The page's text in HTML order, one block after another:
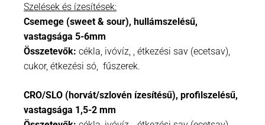
Szelések és ízesítések:
Csemege (sweet & sour), hullámszelésű,
vastagsága 5-6mm
Összetevők: cékla, ivóvíz, , étkezési sav (ecetsav),
cukor, étkezési só, fűszerek.
CRO/SLO (horvát/szlovén ízesítésű), profilszelésű,
vastagsága 1,5-2 mm